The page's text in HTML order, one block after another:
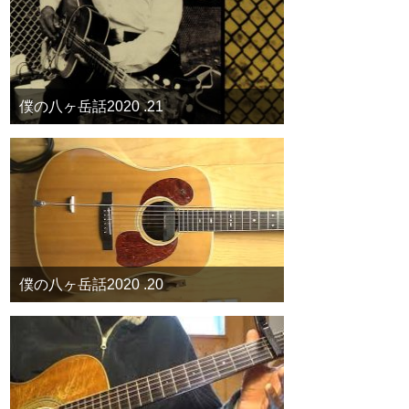
僕の八ヶ岳話2020 .21
僕の八ヶ岳話2020 .20